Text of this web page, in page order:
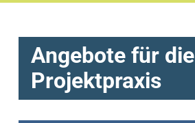
Angebote für die
Projektpraxis